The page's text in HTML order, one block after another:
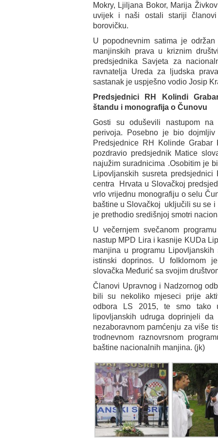
Mokry, Ljiljana Bokor, Marija
uvijek i naši ostali stariji
borovičku.
U popodnevnim satima je
manjinskih prava u kriznim
predsjednika Savjeta za
ravnatelja Ureda za ljudska
sastanak je uspješno vodio Josip
Predsjednici RH Kolindi
štandu i monografija o Čunovu
Gosti su oduševili nastupom na
perivoja. Posebno je bio
Predsjednice RH Kolinde
pozdravio predsjednik Matice
najužim suradnicima .Osobitim je
Lipovljanskih susreta
centra Hrvata u Slovačkoj
vrlo vrijednu monografiju o selu
baštine u Slovačkoj uključili su se
je prethodio središnjoj smotri
U večernjem svečanom
nastup MPD Lira i kasnije KUDa
manjina u programu
istinski doprinos. U folklornom
slovačka Međurić sa svojim
Članovi Upravnog i Nadzornog
bili su nekoliko mjeseci prije
odbora LS 2015, te smo
lipovljanskih udruga doprinjeli
nezaboravnom pamćenju za više
trodnevnom raznovrsnom
baštine nacionalnih manjina. (jk)